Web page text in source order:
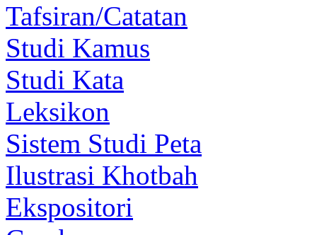
Tafsiran/Catatan
Studi Kamus
Studi Kata
Leksikon
Sistem Studi Peta
Ilustrasi Khotbah
Ekspositori